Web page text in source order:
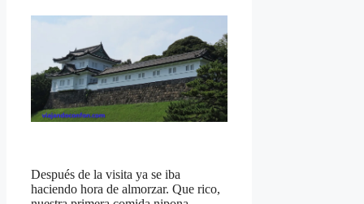
Después de la visita ya se iba
haciendo hora de almorzar. Que rico,